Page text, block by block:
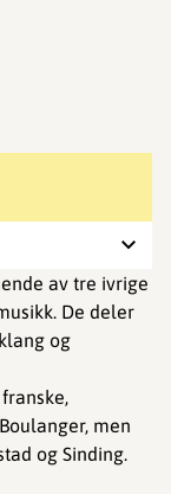
av tre ivrige
De deler
og
men
og Sinding.